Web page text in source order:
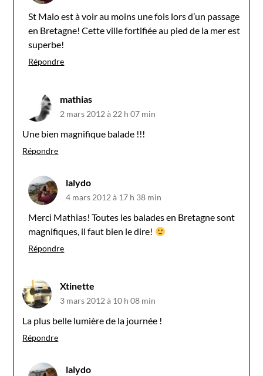
St Malo est à voir au moins une fois lors d’un passage
en Bretagne! Cette ville fortifiée au pied de la mer est
superbe!
Répondre
mathias
2 mars 2012 à 22 h 07 min
Une bien magnifique balade !!!
Répondre
lalydo
4 mars 2012 à 17 h 38 min
Merci Mathias! Toutes les balades en Bretagne sont
magnifiques, il faut bien le dire!
Répondre
Xtinette
3 mars 2012 à 10 h 08 min
La plus belle lumière de la journée !
Répondre
lalydo